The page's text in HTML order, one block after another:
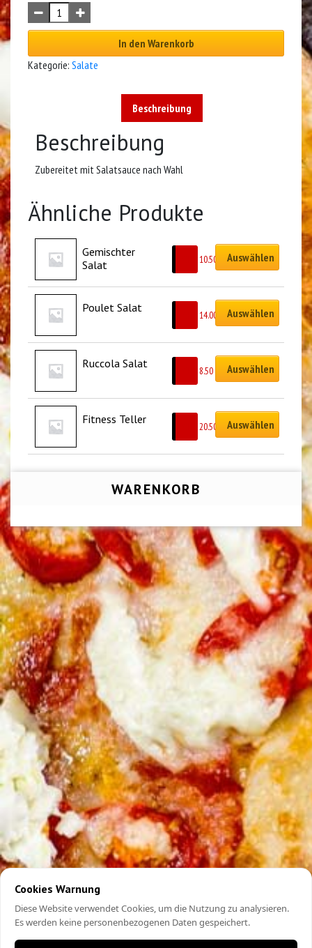
In den Warenkorb
Kategorie: Salate
Beschreibung
Beschreibung
Zubereitet mit Salatsauce nach Wahl
Ähnliche Produkte
Gemischter
Salat
10.50 Auswählen
Poulet Salat
14.00 Auswählen
Ruccola Salat
8.50 Auswählen
Fitness Teller
20.50 Auswählen
WARENKORB
Cookies Warnung
Diese Website verwendet Cookies, um die Nutzung zu analysieren.
Es werden keine personenbezogenen Daten gespeichert.